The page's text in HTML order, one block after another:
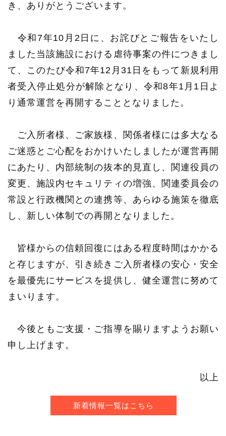
き、ありがとうございます。
令和7年10月2日に、お詫びとご報告をいたし
ました当該施設における虐待事案の件につきまし
て、このたび令和7年12月31日をもって新規利用
者受入停止処分が解除となり、令和8年1月1日よ
り通常運営を再開することとなりました。
ご入所者様、ご家族様、関係者様には多大なる
ご迷惑とご心配をおかけいたしましたが運営再開
にあたり、内部統制の抜本的見直し、関連役員の
変更、施設内セキュリティの増強、関連委員会の
常設と行政機関との連携等、あらゆる施策を徹底
し、新しい体制での再開となりました。
皆様からの信頼回復にはある程度時間はかかる
と存じますが、引き続きご入所者様の安心・安全
を最優先にサービスを提供し、健全運営に努めて
まいります。
今後ともご支援・ご指導を賜りますようお願い
申し上げます。
以上
新着情報一覧はこちら